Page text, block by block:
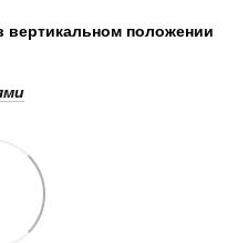
вертикальном положении